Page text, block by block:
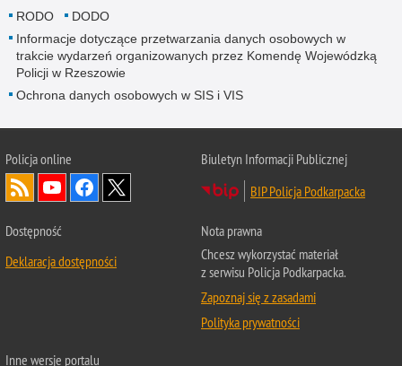
RODO
DODO
Informacje dotyczące przetwarzania danych osobowych w
trakcie wydarzeń organizowanych przez Komendę Wojewódzką
Policji w Rzeszowie
Ochrona danych osobowych w SIS i VIS
Policja online
Biuletyn Informacji Publicznej
BIP Policja Podkarpacka
Dostępność
Deklaracja dostępności
Nota prawna
Chcesz wykorzystać materiał
z serwisu Policja Podkarpacka.
Zapoznaj się z zasadami
Polityka prywatności
Inne wersje portalu